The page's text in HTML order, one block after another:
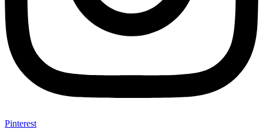
Pinterest